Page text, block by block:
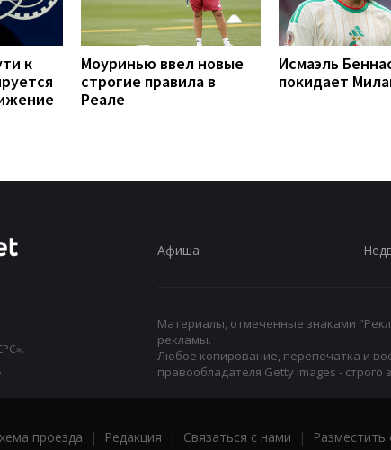
к
Моуринью ввел новые
строгие правила в
Реале
Исмаэль
покидает
Афиша
Материалы, отмеченные знаками
рекламы.
Любое копирование, перепечатка и
правообладателя Getty Images - строго
проезда | Редакция | Связаться с нами |